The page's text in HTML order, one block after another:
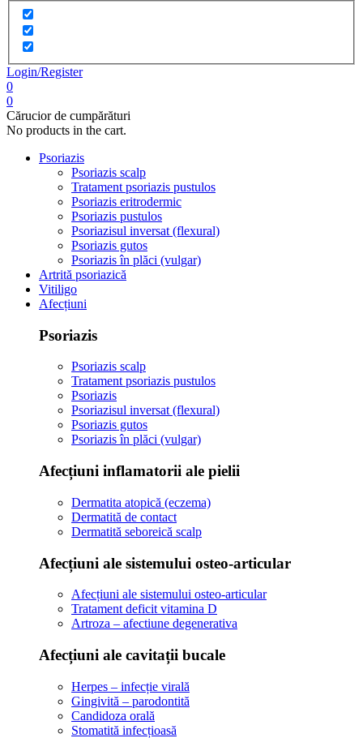
Login/Register
0
0
Cărucior de cumpărături
No products in the cart.
Psoriazis
Psoriazis scalp
Tratament psoriazis pustulos
Psoriazis eritrodermic
Psoriazis pustulos
Psoriazisul inversat (flexural)
Psoriazis gutos
Psoriazis în plăci (vulgar)
Artrită psoriazică
Vitiligo
Afecțiuni
Psoriazis
Psoriazis scalp
Tratament psoriazis pustulos
Psoriazis
Psoriazisul inversat (flexural)
Psoriazis gutos
Psoriazis în plăci (vulgar)
Afecțiuni inflamatorii ale pielii
Dermatita atopică (eczema)
Dermatită de contact
Dermatită seboreică scalp
Afecțiuni ale sistemului osteo-articular
Afecțiuni ale sistemului osteo-articular
Tratament deficit vitamina D
Artroza – afectiune degenerativa
Afecțiuni ale cavitații bucale
Herpes – infecție virală
Gingivită – parodontită
Candidoza orală
Stomatită infecțioasă